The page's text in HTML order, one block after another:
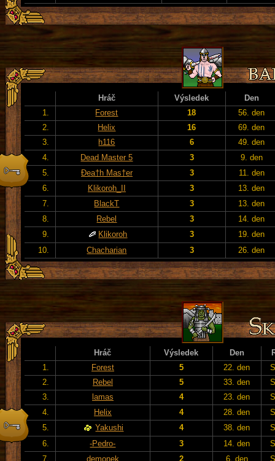
Hráč Výsledek
Den
1.
Forest 18
56. den
2.
Helix 16
69. den
3.
h116 6
49. den
4.
Dead Master 5 3
9. den
5.
Đea†h Mas†er 3
11. den
6.
Klikoroh_II 3
13. den
7.
BlackT 3
13. den
8.
Rebel 3
14. den
9.
Klikoroh 3
19. den
10.
Chacharian 3 26. den
Hráč Výsledek Den
1.
Forest 5 22. den
2.
Rebel 5 33. den
3.
lamas 4 23. den
4.
Helix 4 28. den
5.
Yakushi 4 38. den
6.
-Pedro- 3 14. den
7.
demonek 2 6. den